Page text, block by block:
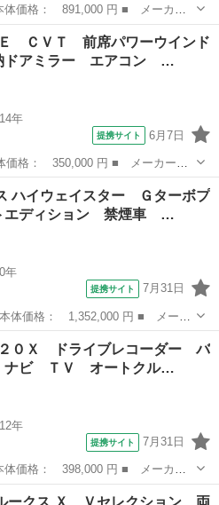
レイル ■ グレード名： ２０
ッケージ 禁煙車 純正７インチナ
ル
Ｅ ＣＶＴ 前席パワーウインド
ドアミラー エアコン …
年
提携サイト 6月7日
グレード名： ＶＥ ＣＶＴ 前
アミラー エアコン キーレス 運
ハイウェイスター Ｇターボプ
エディション 禁煙車 …
年
提携サイト 7月31日
ス ■ グレード名： ハイウェイ
ディション 禁煙車 純正９イン
２０Ｘ ドライブレコーダー バ
ナビ ＴＶ オートクル…
年
提携サイト 7月31日
グレード名： ２０Ｘ ドライ